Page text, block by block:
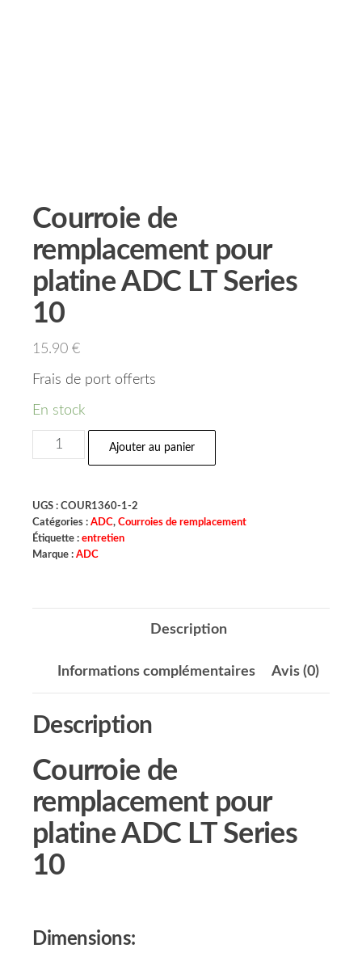
Courroie de
remplacement pour
platine ADC LT Series
10
15.90 €
Frais de port offerts
En stock
Ajouter au panier
UGS : COUR1360-1-2
Catégories : ADC, Courroies de remplacement
Étiquette : entretien
Marque : ADC
Description
Informations complémentaires Avis (0)
Description
Courroie de
remplacement pour
platine ADC LT Series
10
Dimensions: